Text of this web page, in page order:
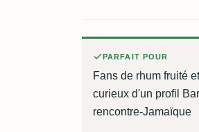
PARFAIT POUR
Fans de rhum fruité
curieux d'un profil
rencontre-Jamaïque